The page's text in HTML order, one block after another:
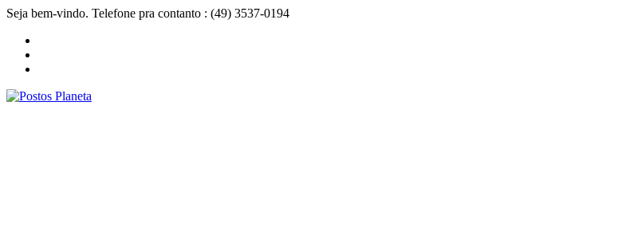
Seja bem-vindo. Telefone pra contanto : (49) 3537-0194